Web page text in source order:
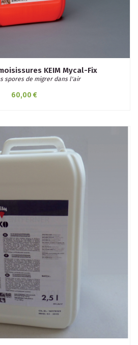
KEIM Mycal-Fix
spores de migrer dans l'air
60,00 €